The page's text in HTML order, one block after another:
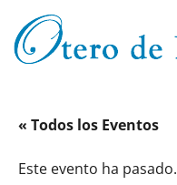
« Todos los Eventos
Este evento ha pasado.